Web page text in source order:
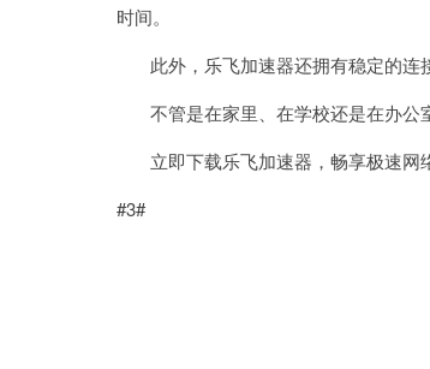
时间。
此外，乐飞加速器还拥有稳定的连
不管是在家里、在学校还是在办公
立即下载乐飞加速器，畅享极速网络
#3#